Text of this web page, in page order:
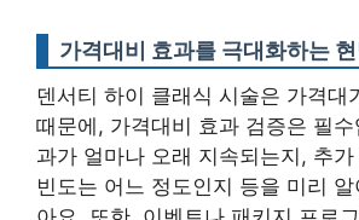
가격대비 효과를 극대화하는
덴서티 하이 클래식 시술은 가격대
때문에, 가격대비 효과 검증은 필
과가 얼마나 오래 지속되는지, 추
빈도는 어느 정도인지 등을 미리